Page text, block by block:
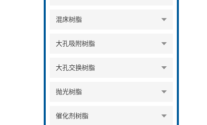
混床树脂
大孔吸附树脂
大孔交换树脂
抛光树脂
催化剂树脂